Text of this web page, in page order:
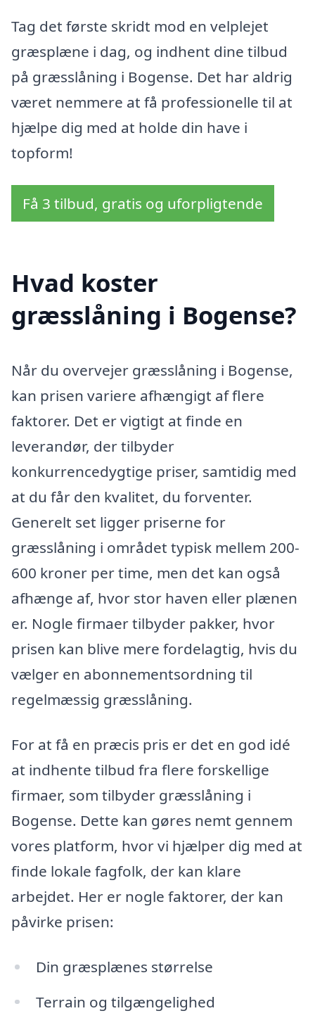
Tag det første skridt mod en velplejet
græsplæne i dag, og indhent dine tilbud
på græsslåning i Bogense. Det har aldrig
været nemmere at få professionelle til at
hjælpe dig med at holde din have i
topform!
Få 3 tilbud, gratis og uforpligtende
Hvad koster
græsslåning i Bogense?
Når du overvejer græsslåning i Bogense,
kan prisen variere afhængigt af flere
faktorer. Det er vigtigt at finde en
leverandør, der tilbyder
konkurrencedygtige priser, samtidig med
at du får den kvalitet, du forventer.
Generelt set ligger priserne for
græsslåning i området typisk mellem 200-
600 kroner per time, men det kan også
afhænge af, hvor stor haven eller plænen
er. Nogle firmaer tilbyder pakker, hvor
prisen kan blive mere fordelagtig, hvis du
vælger en abonnementsordning til
regelmæssig græsslåning.
For at få en præcis pris er det en god idé
at indhente tilbud fra flere forskellige
firmaer, som tilbyder græsslåning i
Bogense. Dette kan gøres nemt gennem
vores platform, hvor vi hjælper dig med at
finde lokale fagfolk, der kan klare
arbejdet. Her er nogle faktorer, der kan
påvirke prisen:
Din græsplænes størrelse
Terrain og tilgængelighed